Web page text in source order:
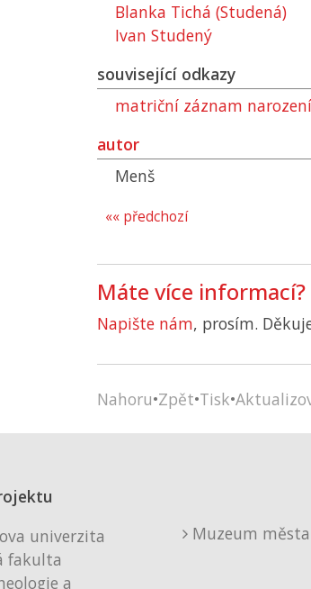
Blanka Tichá (Studená)
Ivan Studený
související odkazy
matriční záznam
autor
Menš
«« předchozí
Máte více informací?
Napište nám, prosím.
Nahoru•Zpět•Tisk•
univerzita
fakulta
a
Muzeum